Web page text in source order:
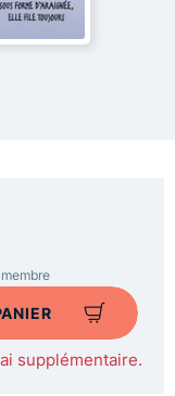
supplémentaire.